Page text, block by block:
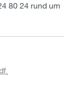
80 24 rund um